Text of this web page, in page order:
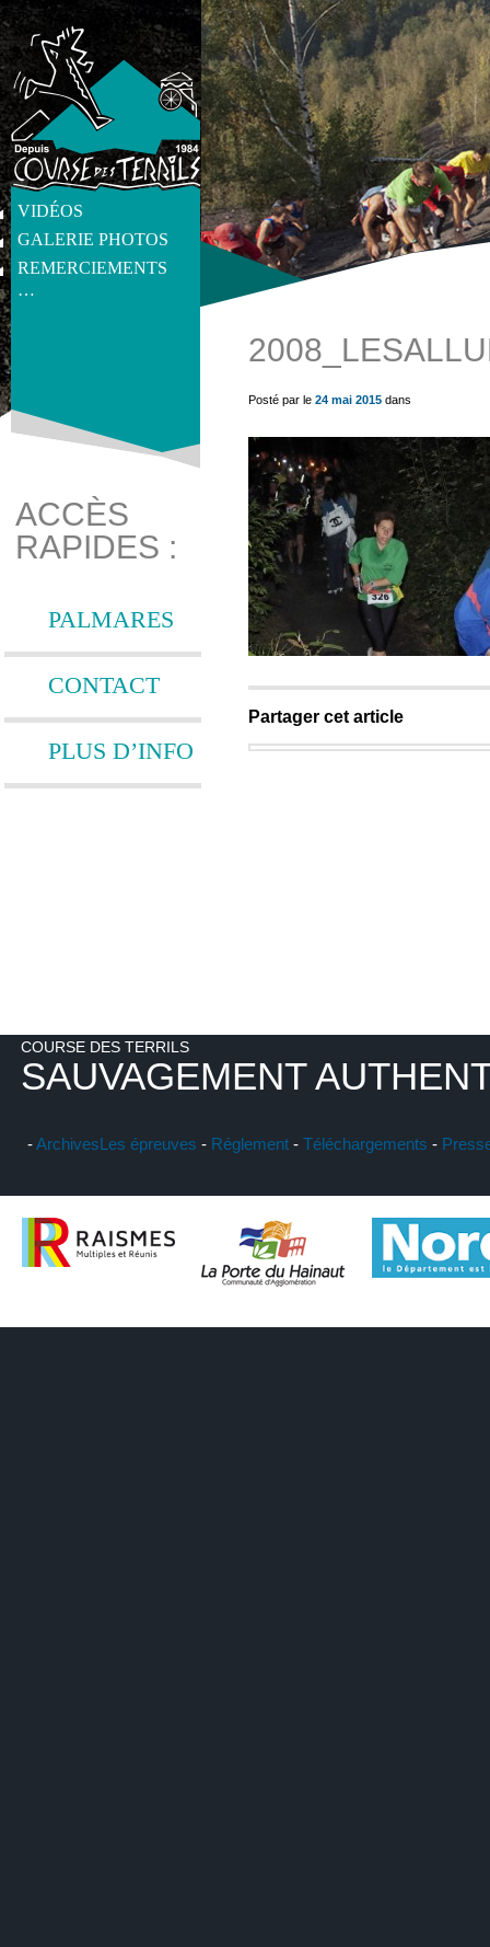
VIDÉOS
GALERIE PHOTOS
REMERCIEMENTS
…
get_post_meta(get_the_ID(), 'thumb', true) ?>
ACCÈS
RAPIDES :
PALMARES
CONTACT
PLUS D’INFO
Posté par le 24 mai 2015 dans
Partager cet article
COURSE DES TERRILS
SAUVAGEMENT
-ArchivesLes épreuves - Réglement - Téléchargements -